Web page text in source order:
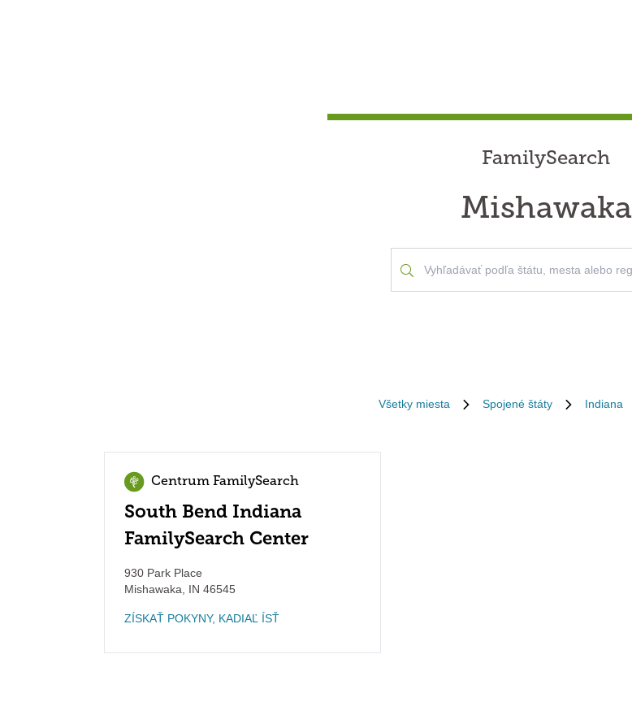
FamilySearch
Mishawaka
Všetky miesta Spojené štáty Indiana
Centrum FamilySearch
South Bend Indiana
FamilySearch Center
930 Park Place
Mishawaka
IN 46545
ZÍSKAŤ POKYNY, KADIAĽ ÍSŤ